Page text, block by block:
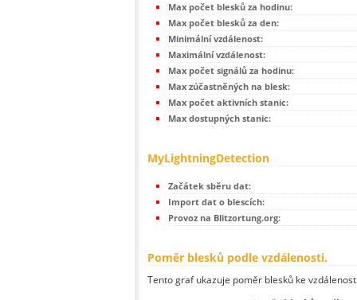
Max počet blesků za hodinu:
Max počet blesků za den:
Minimální vzdálenost:
Maximální vzdálenost:
Max počet signálů za hodinu:
Max zúčastněných na blesk:
Max počet aktivních stanic:
Max dostupných stanic:
MyLightningDetection
Začátek sběru dat:
Import dat o blescích:
Provoz na Blitzortung.org:
Poměr blesků podle vzdálenosti.
Tento graf ukazuje poměr blesků ke